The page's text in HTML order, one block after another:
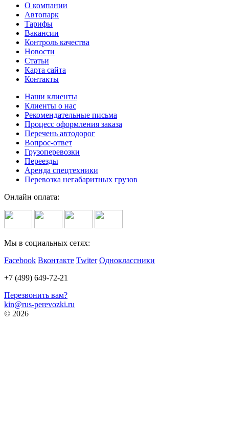
О компании
Автопарк
Тарифы
Вакансии
Контроль качества
Новости
Статьи
Карта сайта
Контакты
Наши клиенты
Клиенты о нас
Рекомендательные письма
Процесс оформления заказа
Перечень автодорог
Вопрос-ответ
Грузоперевозки
Переезды
Аренда спецтехники
Перевозка негабаритных грузов
Онлайн оплата:
Мы в социальных сетях:
Facebook Вконтакте Twiter Одноклассники
+7 (499) 649-72-21
Перезвонить вам?
kin@rus-perevozki.ru
© 2026